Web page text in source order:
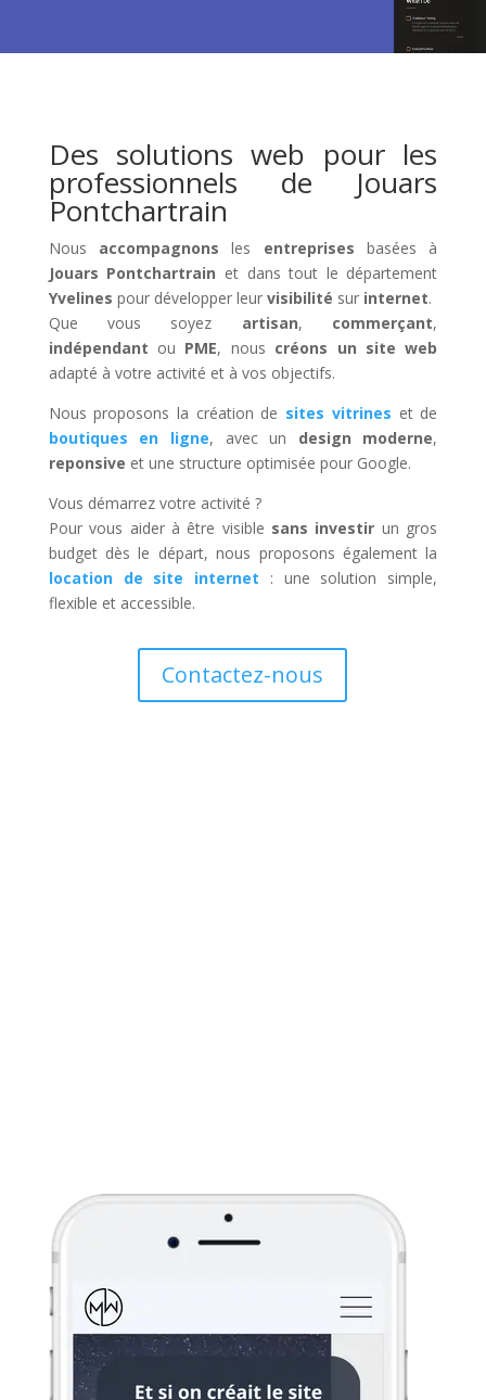
Des solutions web pour les
professionnels de Jouars
Pontchartrain
Nous accompagnons les entreprises basées à
Jouars Pontchartrain et dans tout le département
Yvelines pour développer leur visibilité sur internet.
Que vous soyez artisan, commerçant,
indépendant ou PME, nous créons un site web
adapté à votre activité et à vos objectifs.
Nous proposons la création de sites vitrines et de
boutiques en ligne, avec un design moderne,
reponsive et une structure optimisée pour Google.
Vous démarrez votre activité ?
Pour vous aider à être visible sans investir un gros
budget dès le départ, nous proposons également la
location de site internet : une solution simple,
flexible et accessible.
Contactez-nous